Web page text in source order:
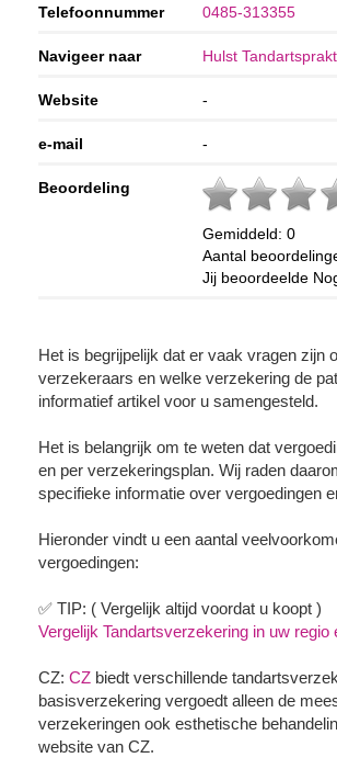
Telefoonnummer 0485-313355
Navigeer naar Hulst
Website -
e-mail -
Beoordeling
Gemiddeld:0
Aantal
Jij beoordeelde
Het is begrijpelijk dat er vaak vragen zijn
verzekeraars en welke verzekering de
informatief artikel voor u samengesteld.
Het is belangrijk om te weten dat
en per verzekeringsplan. Wij raden
specifieke informatie over vergoedingen
Hieronder vindt u een aantal
vergoedingen:
✅ TIP: ( Vergelijk altijd voordat u koopt )
Vergelijk Tandartsverzekering in uw
CZ:CZ biedt verschillende
basisverzekering vergoedt alleen de
verzekeringen ook esthetische
website van CZ.